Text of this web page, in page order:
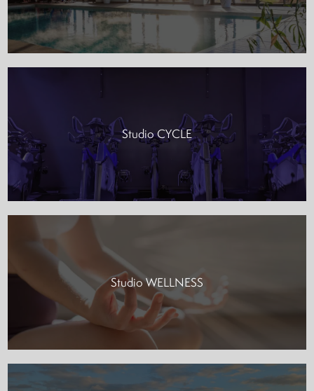
Studio CYCLE
Studio WELLNESS